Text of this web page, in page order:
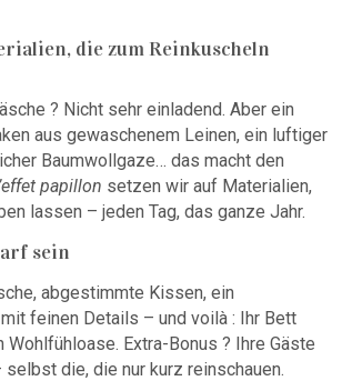
die zum Reinkuscheln
? Nicht sehr einladend. Aber ein
aus gewaschenem Leinen, ein luftiger
Baumwollgaze… das macht den
papillon setzen wir auf Materialien,
lassen – jeden Tag, das ganze Jahr.
sein
abgestimmte Kissen, ein
feinen Details – und voilà : Ihr Bett
Extra-Bonus ? Ihre Gäste
die, die nur kurz reinschauen.